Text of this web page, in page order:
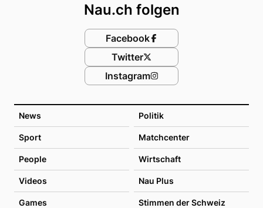
News Politik
Sport Matchcenter
People Wirtschaft
Videos Nau Plus
Games Stimmen der Schweiz
Nau.ch folgen
Facebook
Twitter
Instagram